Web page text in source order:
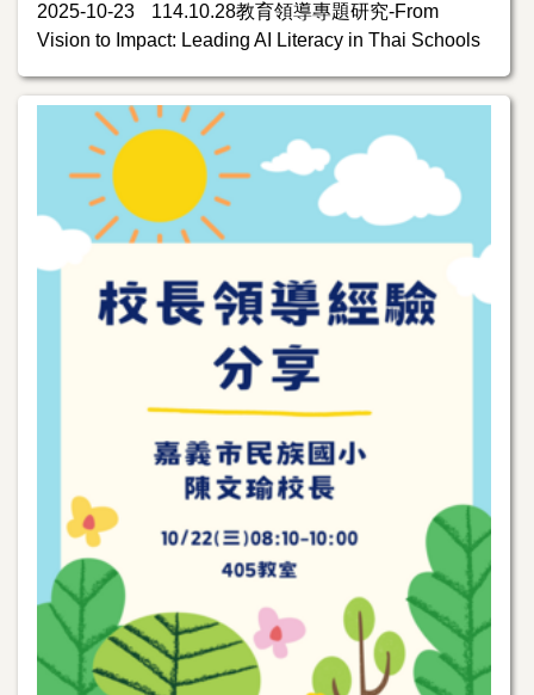
2025-10-23
114.10.28教育領導專題研究-From
Vision to Impact: Leading AI Literacy in Thai Schools